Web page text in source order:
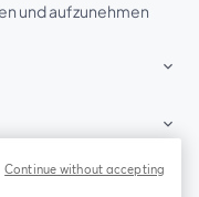
und aufzunehmen
Continue without accepting